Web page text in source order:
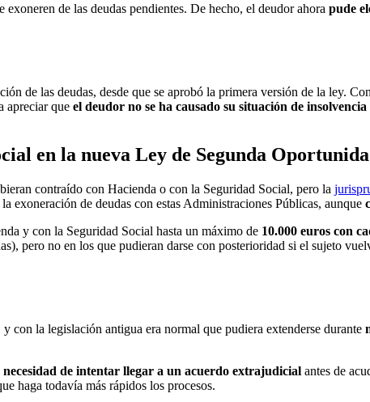
de las deudas pendientes. De hecho, el deudor ahora pude
de las deudas, desde que se aprobó la primera versión de la ley.
apreciar que el deudor no se ha causado su situación de
en la nueva Ley de Segunda
contraído con Hacienda o con la Seguridad Social, pero la
exoneración de deudas con estas Administraciones Públicas, aunque
y con la Seguridad Social hasta un máximo de 10.000 euros con
pero no en los que pudieran darse con posterioridad si el sujeto
con la legislación antigua era normal que pudiera extenderse durante
de intentar llegar a un acuerdo extrajudicial antes de
haga todavía más rápidos los procesos.